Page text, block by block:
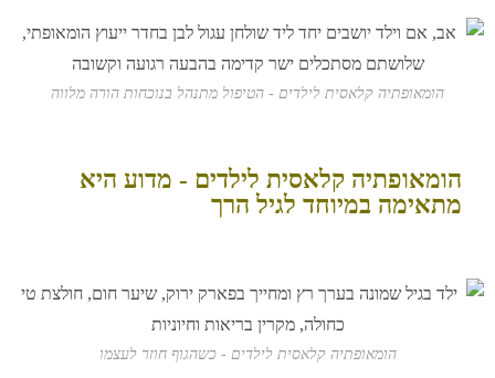
הומאופתיה קלאסית לילדים - הטיפול מתנהל בנוכחות הורה מלווה
הומאופתיה קלאסית לילדים - מדוע היא
מתאימה במיוחד לגיל הרך
הומאופתיה קלאסית לילדים - כשהגוף חוזר לעצמו